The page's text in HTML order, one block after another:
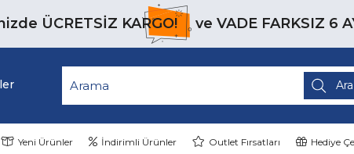
ÜCRETSİZ KARGO! ve VADE FARKSIZ 6
Yeni Ürünler İndirimli Ürünler Outlet Fırsatları Hediye